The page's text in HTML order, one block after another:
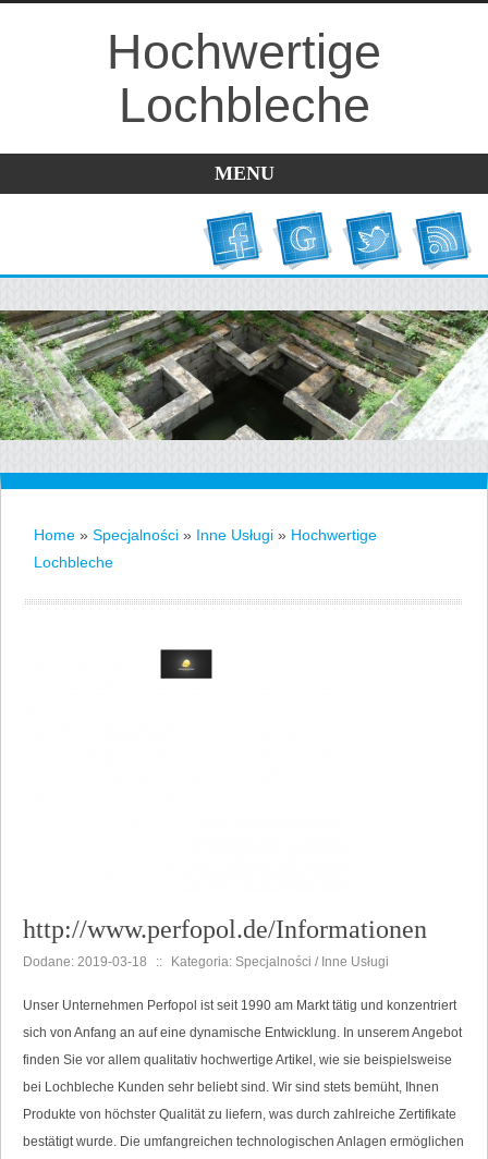
Hochwertige
Lochbleche
MENU
Home » Specjalności » Inne Usługi » Hochwertige
Lochbleche
http://www.perfopol.de/Informationen
Dodane: 2019-03-18 :: Kategoria: Specjalności / Inne Usługi
Unser Unternehmen Perfopol ist seit 1990 am Markt tätig und konzentriert
sich von Anfang an auf eine dynamische Entwicklung. In unserem Angebot
finden Sie vor allem qualitativ hochwertige Artikel, wie sie beispielsweise
bei Lochbleche Kunden sehr beliebt sind. Wir sind stets bemüht, Ihnen
Produkte von höchster Qualität zu liefern, was durch zahlreiche Zertifikate
bestätigt wurde. Die umfangreichen technologischen Anlagen ermöglichen